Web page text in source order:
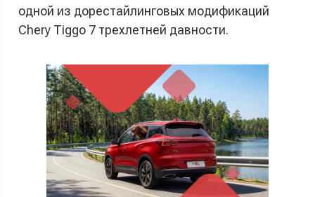
одной из дорестайлинговых модификаций
Chery Tiggo 7 трехлетней давности.